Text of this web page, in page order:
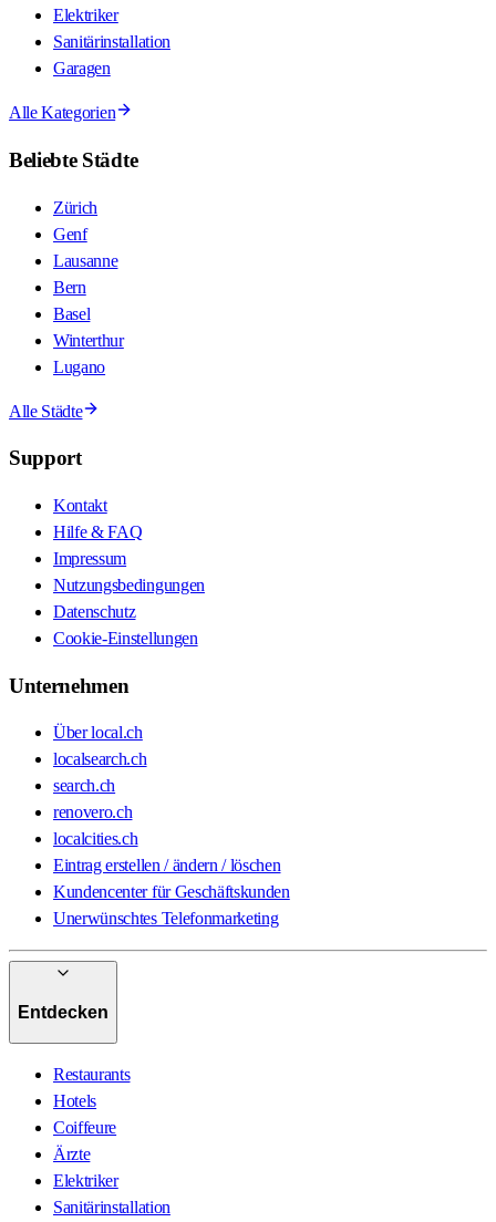
Elektriker
Sanitärinstallation
Garagen
Alle Kategorien
Beliebte Städte
Zürich
Genf
Lausanne
Bern
Basel
Winterthur
Lugano
Alle Städte
Support
Kontakt
Hilfe & FAQ
Impressum
Nutzungsbedingungen
Datenschutz
Cookie-Einstellungen
Unternehmen
Über local.ch
localsearch.ch
search.ch
renovero.ch
localcities.ch
Eintrag erstellen / ändern / löschen
Kundencenter für Geschäftskunden
Unerwünschtes Telefonmarketing
Entdecken
Restaurants
Hotels
Coiffeure
Ärzte
Elektriker
Sanitärinstallation